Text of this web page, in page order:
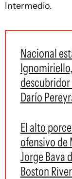
Intermedio.
Nacional
descubridor
Darío
El alto
ofensivo de
Jorge Bava
Boston